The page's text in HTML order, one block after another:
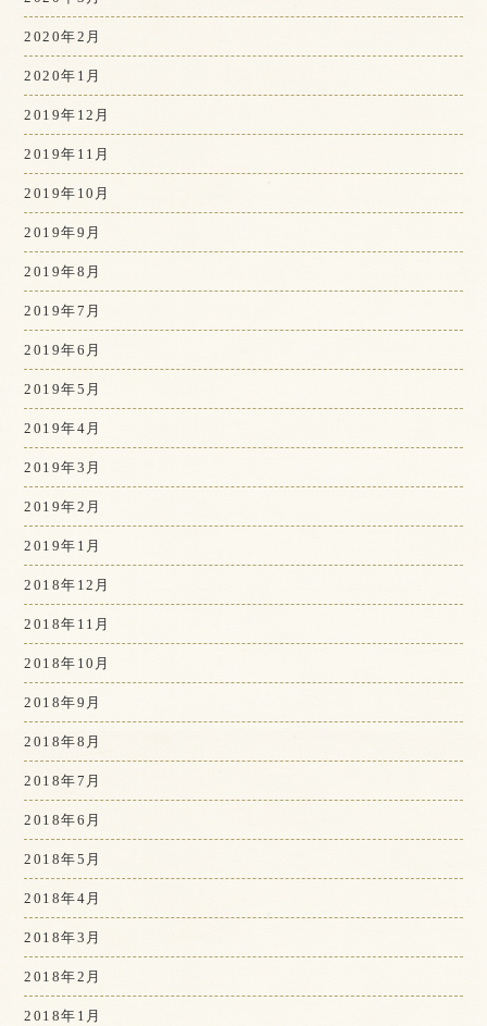
2020年2月
2020年1月
2019年12月
2019年11月
2019年10月
2019年9月
2019年8月
2019年7月
2019年6月
2019年5月
2019年4月
2019年3月
2019年2月
2019年1月
2018年12月
2018年11月
2018年10月
2018年9月
2018年8月
2018年7月
2018年6月
2018年5月
2018年4月
2018年3月
2018年2月
2018年1月